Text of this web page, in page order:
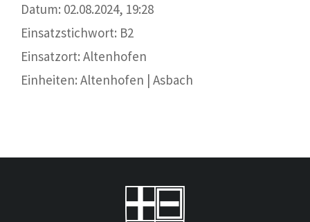
Datum: 02.08.2024, 19:28
Einsatzstichwort: B2
Einsatzort: Altenhofen
Einheiten: Altenhofen | Asbach